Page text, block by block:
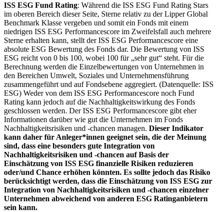
ISS ESG Fund Rating: Während die ISS ESG Fund Rating Stars
im oberen Bereich dieser Seite, Sterne relativ zu der Lipper Global
Benchmark Klasse vergeben und somit ein Fonds mit einem
niedrigen ISS ESG Performancescore im Zweifelsfall auch mehrere
Sterne erhalten kann, stellt der ISS ESG Performancescore eine
absolute ESG Bewertung des Fonds dar. Die Bewertung von ISS
ESG reicht von 0 bis 100, wobei 100 für „sehr gut“ steht. Für die
Berechnung werden die Einzelbewertungen von Unternehmen in
den Bereichen Umwelt, Soziales und Unternehmensführung
zusammengeführt und auf Fondsebene aggregiert. (Datenquelle: ISS
ESG) Weder von dem ISS ESG Performancescore noch Fund
Rating kann jedoch auf die Nachhaltigkeitswirkung des Fonds
geschlossen werden. Der ISS ESG Performancescore gibt eher
Informationen darüber wie gut die Unternehmen im Fonds
Nachhaltigkeitsrisiken und -chancen managen. Dieser Indikator
kann daher für Anleger*innen geeignet sein, die der Meinung
sind, dass eine besonders gute Integration von
Nachhaltigkeitsrisiken und -chancen auf Basis der
Einschätzung von ISS ESG finanzielle Risiken reduzieren
oder/und Chance erhöhen könnten. Es sollte jedoch das Risiko
berücksichtigt werden, dass die Einschätzung von ISS ESG zur
Integration von Nachhaltigkeitsrisiken und -chancen einzelner
Unternehmen abweichend von anderen ESG Ratinganbietern
sein kann.